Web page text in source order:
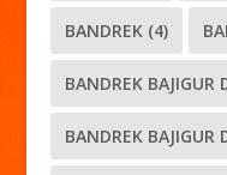
BANDREK (4)
BANDREK BAJIGUR
BANDREK BAJIGUR